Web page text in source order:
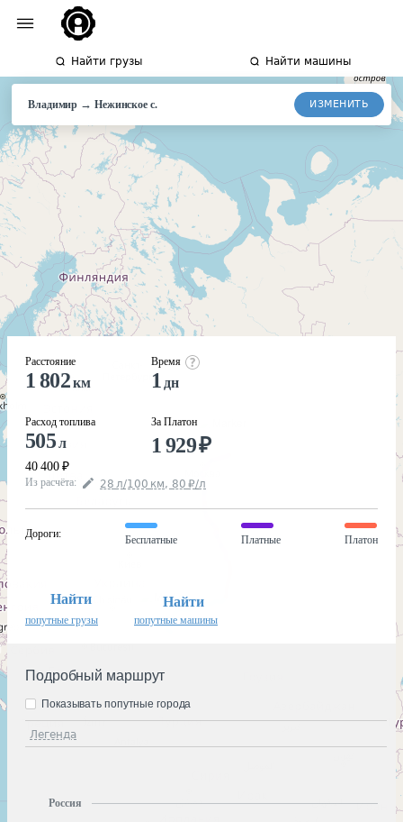
Найти грузы Найти машины
Владимир → Нежинское с. ИЗМЕНИТЬ
Расстояние
1 802км
Расход топлива
505л
40 400 ₽
Время
1 дн
За Платон
1 929₽
Из расчёта: 28 л/100 км, 80 ₽/л
Дороги:
Бесплатные Платные Платон
Найти
попутные грузы
Найти
попутные машины
Подробный маршрут
Легенда
Показывать попутные города
Россия